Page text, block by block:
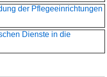
der Pflegeeinrichtungen
Dienste in die